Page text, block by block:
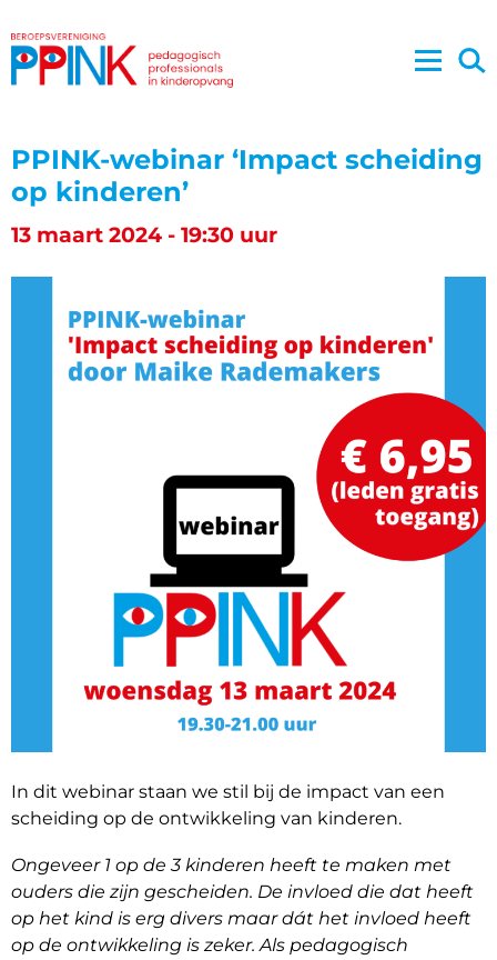
PPINK-webinar ‘Impact scheiding
op kinderen’
13 maart 2024 - 19:30 uur
In dit webinar staan we stil bij de impact van een
scheiding op de ontwikkeling van kinderen.
Ongeveer 1 op de 3 kinderen heeft te maken met
ouders die zijn gescheiden. De invloed die dat heeft
op het kind is erg divers maar dát het invloed heeft
op de ontwikkeling is zeker. Als pedagogisch